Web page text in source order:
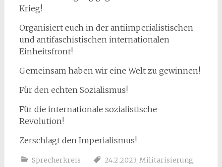
Krieg!
Organisiert euch in der antiimperialistischen
und antifaschistischen internationalen
Einheitsfront!
Gemeinsam haben wir eine Welt zu gewinnen!
Für den echten Sozialismus!
Für die internationale sozialistische
Revolution!
Zerschlagt den Imperialismus!
Sprecherkreis 24.2.2023, Militarisierung,